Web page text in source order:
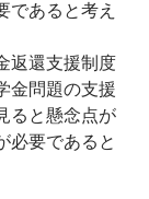
であると考え
返還支援制度
金問題の支援
ると懸念点が
必要であると